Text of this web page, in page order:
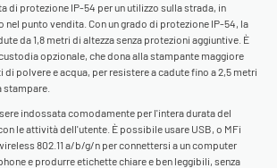
di protezione IP-54 per un utilizzo sulla strada, in
nel punto vendita. Con un grado di protezione IP-54, la
da 1,8 metri di altezza senza protezioni aggiuntive. È
opzionale, che dona alla stampante maggiore
polvere e acqua, per resistere a cadute fino a 2,5 metri
stampare.
indossata comodamente per l'intera durata del
le attività dell'utente. È possibile usare USB, o MFi
802.11 a/b/g/n per connettersi a un computer
e produrre etichette chiare e ben leggibili, senza